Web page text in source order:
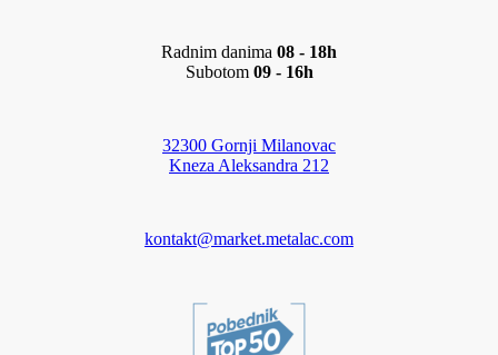
Radnim danima 08 - 18h
Subotom 09 - 16h
32300 Gornji Milanovac
Kneza Aleksandra 212
kontakt@market.metalac.com